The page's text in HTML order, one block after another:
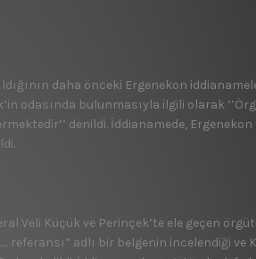
daha önceki Ergenekon
odasında bulunmasıyla ilgili olarak
denildi. İddianamede,
Veli Küçük ve Perinçek’te ele geçen
referansı” adlı bir belgenin incelendiği ve